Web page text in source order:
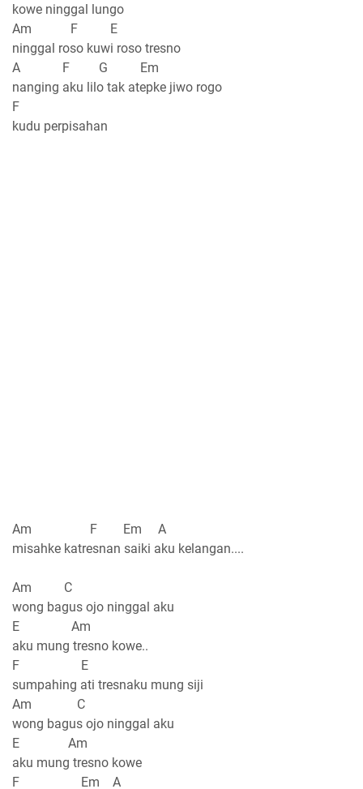
kowe ninggal lungo
Am F E
ninggal roso kuwi roso tresno
A F G Em
nanging aku lilo tak atepke jiwo rogo
F
kudu perpisahan
Am F Em A
misahke katresnan saiki aku kelangan....
Am C
wong bagus ojo ninggal aku
E Am
aku mung tresno kowe..
F E
sumpahing ati tresnaku mung siji
Am C
wong bagus ojo ninggal aku
E Am
aku mung tresno kowe
F Em A